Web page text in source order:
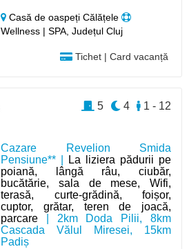
Casă de oaspeți Călățele
Wellness | SPA, Județul Cluj
Tichet | Card vacanță
Cazare Revelion Smida
Pensiune** |
La liziera pădurii pe
poiană, lângă râu, ciubăr,
bucătărie, sala de mese, Wifi,
terasă, curte-grădină, foișor,
cuptor, grătar, teren de joacă,
parcare | 2km Doda Pilii, 8km
Cascada Vălul Miresei, 15km
Padiș
1 - 12
4
5